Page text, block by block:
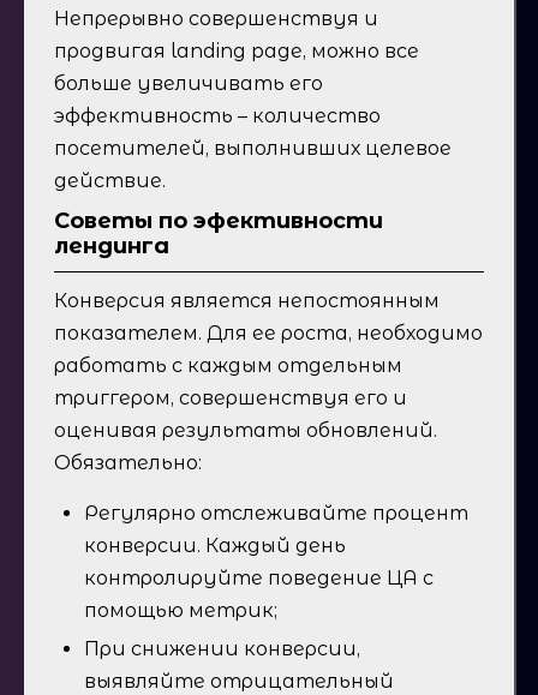
Непрерывно совершенствуя и
продвигая landing page, можно все
больше увеличивать его
эффективность – количество
посетителей, выполнивших целевое
действие.
Советы по эфективности
лендинга
Конверсия является непостоянным
показателем. Для ее роста, необходимо
работать с каждым отдельным
триггером, совершенствуя его и
оценивая результаты обновлений.
Обязательно:
Регулярно отслеживайте процент
конверсии. Каждый день
контролируйте поведение ЦА с
помощью метрик;
При снижении конверсии,
выявляйте отрицательный